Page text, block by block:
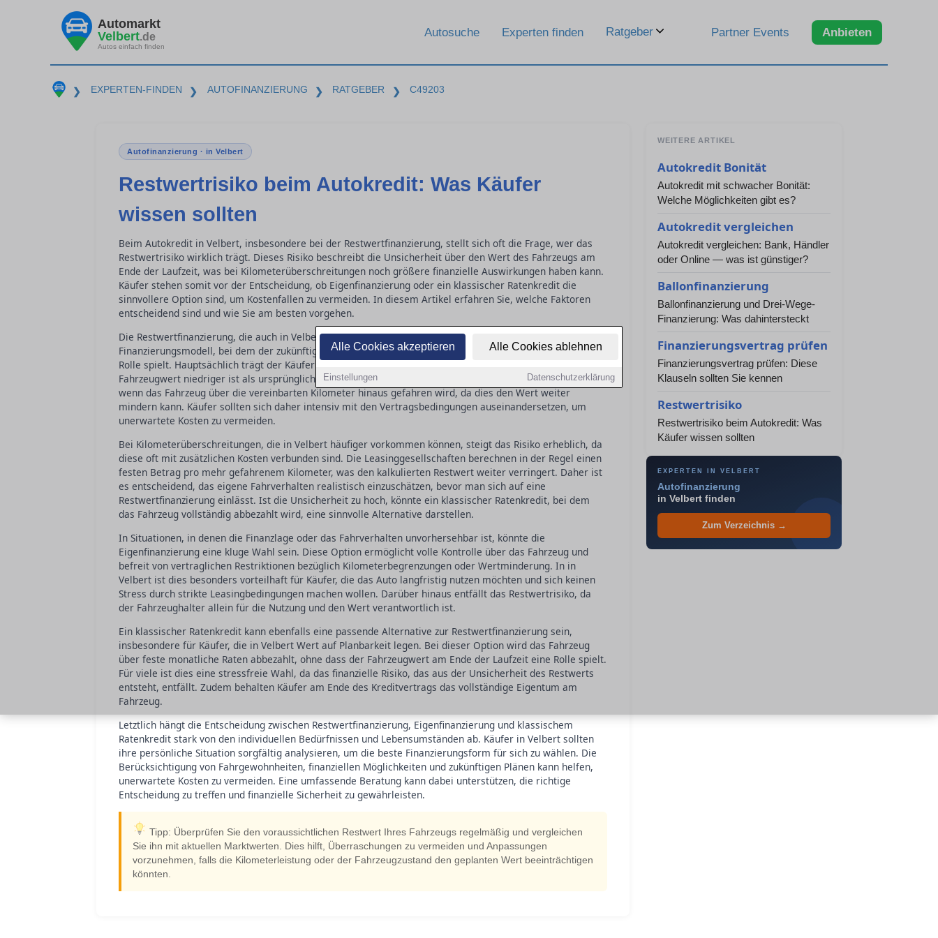
Alle Cookies akzeptieren Alle Cookies ablehnen
Einstellungen Datenschutzerklärung
Automarkt
Velbert.de
Autos einfach finden
Autosuche Experten finden Ratgeber Partner Events Anbieten
❯ EXPERTEN-FINDEN ❯ AUTOFINANZIERUNG ❯ RATGEBER ❯ C49203
Autofinanzierung · in Velbert
Restwertrisiko beim Autokredit: Was Käufer
wissen sollten
Beim Autokredit in Velbert, insbesondere bei der Restwertfinanzierung, stellt sich oft die Frage, wer das
Restwertrisiko wirklich trägt. Dieses Risiko beschreibt die Unsicherheit über den Wert des Fahrzeugs am
Ende der Laufzeit, was bei Kilometerüberschreitungen noch größere finanzielle Auswirkungen haben kann.
Käufer stehen somit vor der Entscheidung, ob Eigenfinanzierung oder ein klassischer Ratenkredit die
sinnvollere Option sind, um Kostenfallen zu vermeiden. In diesem Artikel erfahren Sie, welche Faktoren
entscheidend sind und wie Sie am besten vorgehen.
Die Restwertfinanzierung, die auch in Velbert immer beliebter wird, bezieht sich auf ein spezielles
Finanzierungsmodell, bei dem der zukünftige Wert eines Fahrzeugs am Ende der Laufzeit eine zentrale
Rolle spielt. Hauptsächlich trägt der Käufer das Restwertrisiko, das entsteht, wenn der tatsächliche
Fahrzeugwert niedriger ist als ursprünglich angenommen. Dies kann besonders problematisch werden,
wenn das Fahrzeug über die vereinbarten Kilometer hinaus gefahren wird, da dies den Wert weiter
mindern kann. Käufer sollten sich daher intensiv mit den Vertragsbedingungen auseinandersetzen, um
unerwartete Kosten zu vermeiden.
Bei Kilometerüberschreitungen, die in Velbert häufiger vorkommen können, steigt das Risiko erheblich, da
diese oft mit zusätzlichen Kosten verbunden sind. Die Leasinggesellschaften berechnen in der Regel einen
festen Betrag pro mehr gefahrenem Kilometer, was den kalkulierten Restwert weiter verringert. Daher ist
es entscheidend, das eigene Fahrverhalten realistisch einzuschätzen, bevor man sich auf eine
Restwertfinanzierung einlässt. Ist die Unsicherheit zu hoch, könnte ein klassischer Ratenkredit, bei dem
das Fahrzeug vollständig abbezahlt wird, eine sinnvolle Alternative darstellen.
In Situationen, in denen die Finanzlage oder das Fahrverhalten unvorhersehbar ist, könnte die
Eigenfinanzierung eine kluge Wahl sein. Diese Option ermöglicht volle Kontrolle über das Fahrzeug und
befreit von vertraglichen Restriktionen bezüglich Kilometerbegrenzungen oder Wertminderung. In in
Velbert ist dies besonders vorteilhaft für Käufer, die das Auto langfristig nutzen möchten und sich keinen
Stress durch strikte Leasingbedingungen machen wollen. Darüber hinaus entfällt das Restwertrisiko, da
der Fahrzeughalter allein für die Nutzung und den Wert verantwortlich ist.
Ein klassischer Ratenkredit kann ebenfalls eine passende Alternative zur Restwertfinanzierung sein,
insbesondere für Käufer, die in Velbert Wert auf Planbarkeit legen. Bei dieser Option wird das Fahrzeug
über feste monatliche Raten abbezahlt, ohne dass der Fahrzeugwert am Ende der Laufzeit eine Rolle spielt.
Für viele ist dies eine stressfreie Wahl, da das finanzielle Risiko, das aus der Unsicherheit des Restwerts
entsteht, entfällt. Zudem behalten Käufer am Ende des Kreditvertrags das vollständige Eigentum am
Fahrzeug.
Letztlich hängt die Entscheidung zwischen Restwertfinanzierung, Eigenfinanzierung und klassischem
Ratenkredit stark von den individuellen Bedürfnissen und Lebensumständen ab. Käufer in Velbert sollten
ihre persönliche Situation sorgfältig analysieren, um die beste Finanzierungsform für sich zu wählen. Die
Berücksichtigung von Fahrgewohnheiten, finanziellen Möglichkeiten und zukünftigen Plänen kann helfen,
unerwartete Kosten zu vermeiden. Eine umfassende Beratung kann dabei unterstützen, die richtige
Entscheidung zu treffen und finanzielle Sicherheit zu gewährleisten.
Tipp: Überprüfen Sie den voraussichtlichen Restwert Ihres Fahrzeugs regelmäßig und vergleichen
Sie ihn mit aktuellen Marktwerten. Dies hilft, Überraschungen zu vermeiden und Anpassungen
vorzunehmen, falls die Kilometerleistung oder der Fahrzeugzustand den geplanten Wert beeinträchtigen
könnten.
WEITERE ARTIKEL
Autokredit Bonität
Autokredit mit schwacher Bonität:
Welche Möglichkeiten gibt es?
Autokredit vergleichen
Autokredit vergleichen: Bank, Händler
oder Online — was ist günstiger?
Ballonfinanzierung
Ballonfinanzierung und Drei-Wege-
Finanzierung: Was dahintersteckt
Finanzierungsvertrag prüfen
Finanzierungsvertrag prüfen: Diese
Klauseln sollten Sie kennen
Restwertrisiko
Restwertrisiko beim Autokredit: Was
Käufer wissen sollten
EXPERTEN IN VELBERT
Autofinanzierung
in Velbert finden
Zum Verzeichnis →